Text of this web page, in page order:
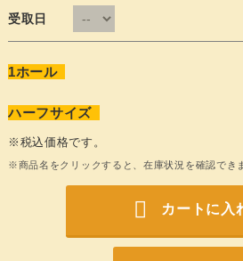
受取日
1ホール
ハーフサイズ
※税込価格です。
※商品名をクリックすると、在庫状況を確認でき
カートに入